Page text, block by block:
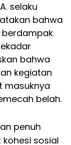
selaku
bahwa
berdampak
bahwa
kegiatan
masuknya
belah.
penuh
sosial